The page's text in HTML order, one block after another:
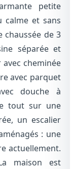
petite
calme et sans
chaussée de 3
séparée et
cheminée
avec parquet
douche à
tout sur une
un escalier
: une
actuellement.
maison est